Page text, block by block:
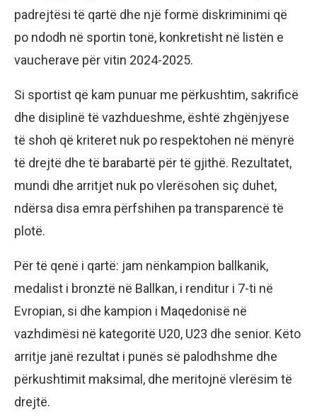
padrejtësi të qartë dhe një formë diskriminimi që
po ndodh në sportin tonë, konkretisht në listën e
vaucherave për vitin 2024-2025.
Si sportist që kam punuar me përkushtim, sakrificë
dhe disiplinë të vazhdueshme, është zhgënjyese
të shoh që kriteret nuk po respektohen në mënyrë
të drejtë dhe të barabartë për të gjithë. Rezultatet,
mundi dhe arritjet nuk po vlerësohen siç duhet,
ndërsa disa emra përfshihen pa transparencë të
plotë.
Për të qenë i qartë: jam nënkampion ballkanik,
medalist i bronztë në Ballkan, i renditur i 7-ti në
Evropian, si dhe kampion i Maqedonisë në
vazhdimësi në kategoritë U20, U23 dhe senior. Këto
arritje janë rezultat i punës së palodhshme dhe
përkushtimit maksimal, dhe meritojnë vlerësim të
drejtë.